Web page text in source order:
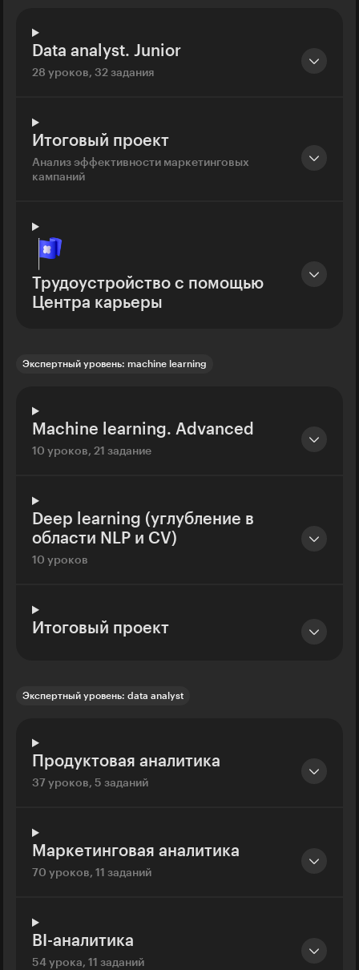
Data analyst. Junior
28 уроков, 32 задания
Итоговый проект
Анализ эффективности маркетинговых
кампаний
Трудоустройство с помощью
Центра карьеры
Экспертный уровень: machine learning
Machine learning. Advanced
10 уроков, 21 задание
Deep learning (углубление в
области NLP и CV)
10 уроков
Итоговый проект
Экспертный уровень: data analyst
Продуктовая аналитика
37 уроков, 5 заданий
Маркетинговая аналитика
70 уроков, 11 заданий
BI-аналитика
54 урока, 11 заданий